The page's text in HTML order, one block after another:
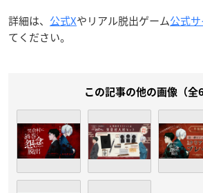
詳細は、 公式Xやリアル脱出ゲーム公式
てください。
この記事の他の画像（全6